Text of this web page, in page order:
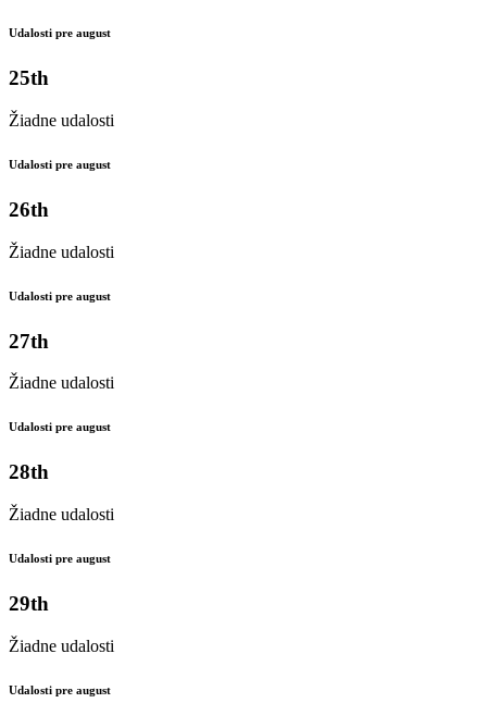
Udalosti pre august
25th
Žiadne udalosti
Udalosti pre august
26th
Žiadne udalosti
Udalosti pre august
27th
Žiadne udalosti
Udalosti pre august
28th
Žiadne udalosti
Udalosti pre august
29th
Žiadne udalosti
Udalosti pre august